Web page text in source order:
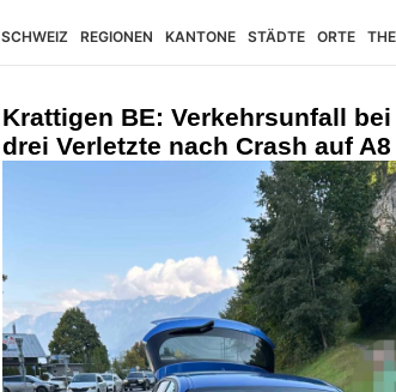
SCHWEIZ REGIONEN KANTONE STÄDTE ORTE
Krattigen BE: Verkehrsunfall
drei Verletzte nach Crash auf A8